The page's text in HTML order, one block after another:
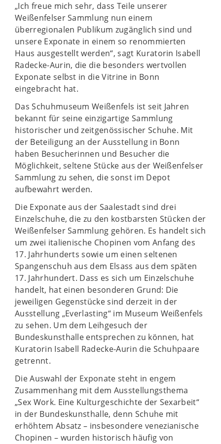
„Ich freue mich sehr, dass Teile unserer
Weißenfelser Sammlung nun einem
überregionalen Publikum zugänglich sind und
unsere Exponate in einem so renommierten
Haus ausgestellt werden“, sagt Kuratorin Isabell
Radecke-Aurin, die die besonders wertvollen
Exponate selbst in die Vitrine in Bonn
eingebracht hat.
Das Schuhmuseum Weißenfels ist seit Jahren
bekannt für seine einzigartige Sammlung
historischer und zeitgenössischer Schuhe. Mit
der Beteiligung an der Ausstellung in Bonn
haben Besucherinnen und Besucher die
Möglichkeit, seltene Stücke aus der Weißenfelser
Sammlung zu sehen, die sonst im Depot
aufbewahrt werden.
Die Exponate aus der Saalestadt sind drei
Einzelschuhe, die zu den kostbarsten Stücken der
Weißenfelser Sammlung gehören. Es handelt sich
um zwei italienische Chopinen vom Anfang des
17. Jahrhunderts sowie um einen seltenen
Spangenschuh aus dem Elsass aus dem späten
17. Jahrhundert. Dass es sich um Einzelschuhe
handelt, hat einen besonderen Grund: Die
jeweiligen Gegenstücke sind derzeit in der
Ausstellung „Everlasting“ im Museum Weißenfels
zu sehen. Um dem Leihgesuch der
Bundeskunsthalle entsprechen zu können, hat
Kuratorin Isabell Radecke-Aurin die Schuhpaare
getrennt.
Die Auswahl der Exponate steht in engem
Zusammenhang mit dem Ausstellungsthema
„Sex Work. Eine Kulturgeschichte der Sexarbeit“
in der Bundeskunsthalle, denn Schuhe mit
erhöhtem Absatz – insbesondere venezianische
Chopinen – wurden historisch häufig von